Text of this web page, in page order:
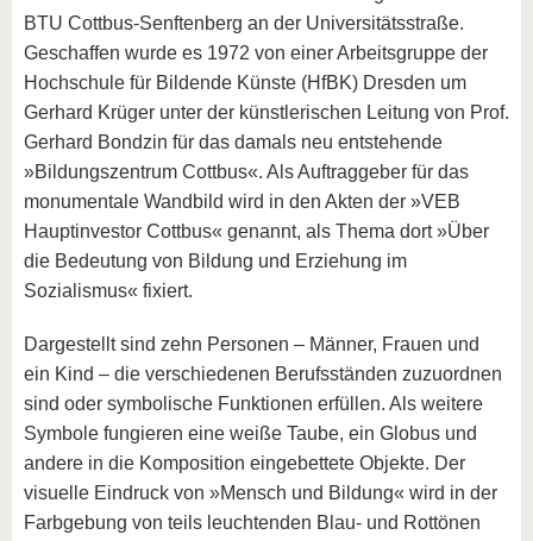
BTU Cottbus-Senftenberg an der Universitätsstraße.
Geschaffen wurde es 1972 von einer Arbeitsgruppe der
Hochschule für Bildende Künste (HfBK) Dresden um
Gerhard Krüger unter der künstlerischen Leitung von Prof.
Gerhard Bondzin für das damals neu entstehende
»Bildungszentrum Cottbus«. Als Auftraggeber für das
monumentale Wandbild wird in den Akten der »VEB
Hauptinvestor Cottbus« genannt, als Thema dort »Über
die Bedeutung von Bildung und Erziehung im
Sozialismus« fixiert.
Dargestellt sind zehn Personen – Männer, Frauen und
ein Kind – die verschiedenen Berufsständen zuzuordnen
sind oder symbolische Funktionen erfüllen. Als weitere
Symbole fungieren eine weiße Taube, ein Globus und
andere in die Komposition eingebettete Objekte. Der
visuelle Eindruck von »Mensch und Bildung« wird in der
Farbgebung von teils leuchtenden Blau- und Rottönen